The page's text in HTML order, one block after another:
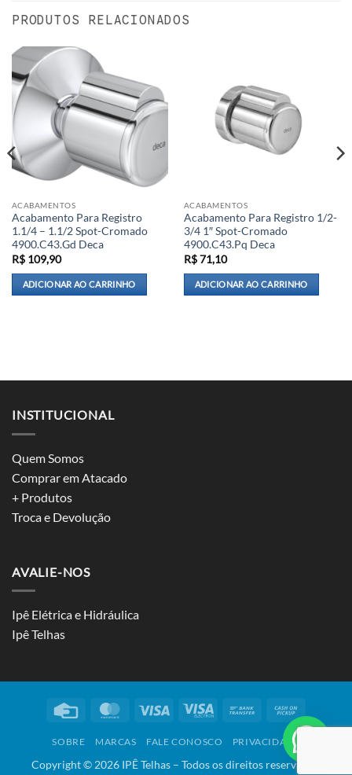
PRODUTOS RELACIONADOS
ACABAMENTOS
Acabamento Para Registro
1.1/4 – 1.1/2 Spot-Cromado
4900.C43.Gd Deca
R$109,90
ADICIONAR AO CARRINHO
ACABAMENTOS
Acabamento Para Registro 1/2-
3/4 1″ Spot-Cromado
4900.C43.Pq Deca
R$71,10
ADICIONAR AO CARRINHO
INSTITUCIONAL
Quem Somos
Comprar em Atacado
+ Produtos
Troca e Devolução
AVALIE-NOS
Ipê Elétrica e Hidráulica
Ipê Telhas
Credit
MasterCardVisa
Visa
Bank
Transfer on
SOBRE MARCAS FALE CONOSCO PRIVACIDADE
Copyright © 2026IPÊ Telhas – Todos os direitos reservados.